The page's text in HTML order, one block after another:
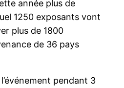
année plus de
1250 exposants vont
plus de 1800
de 36 pays
pendant 3